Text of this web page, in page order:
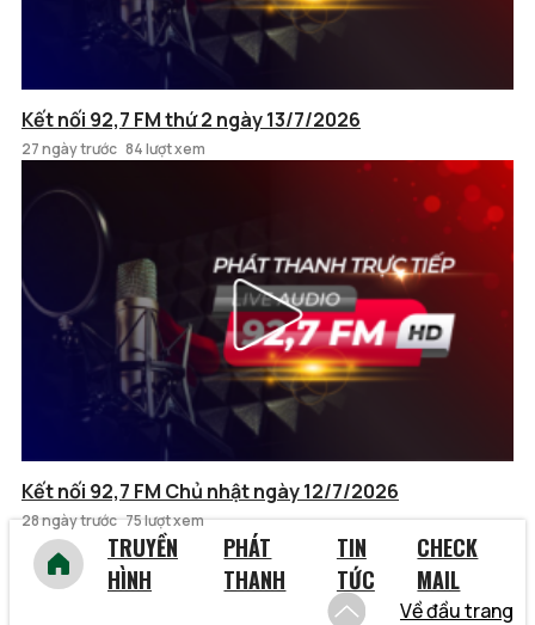
Kết nối 92,7 FM thứ 2 ngày 13/7/2026
27 ngày trước 84 lượt xem
Kết nối 92,7 FM Chủ nhật ngày 12/7/2026
28 ngày trước 75 lượt xem
TRUYỀN
HÌNH
PHÁT
THANH
TIN
TỨC
CHECK
MAIL
Về đầu trang